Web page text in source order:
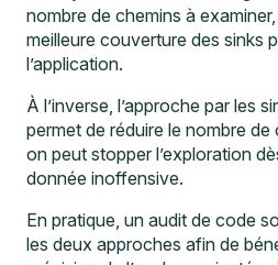
nombre de chemins à
meilleure couverture des sinks
l’application.
À l’inverse, l’approche par les
permet de réduire le nombre
on peut stopper l’exploration
donnée inoffensive.
En pratique, un audit de code
les deux approches afin de